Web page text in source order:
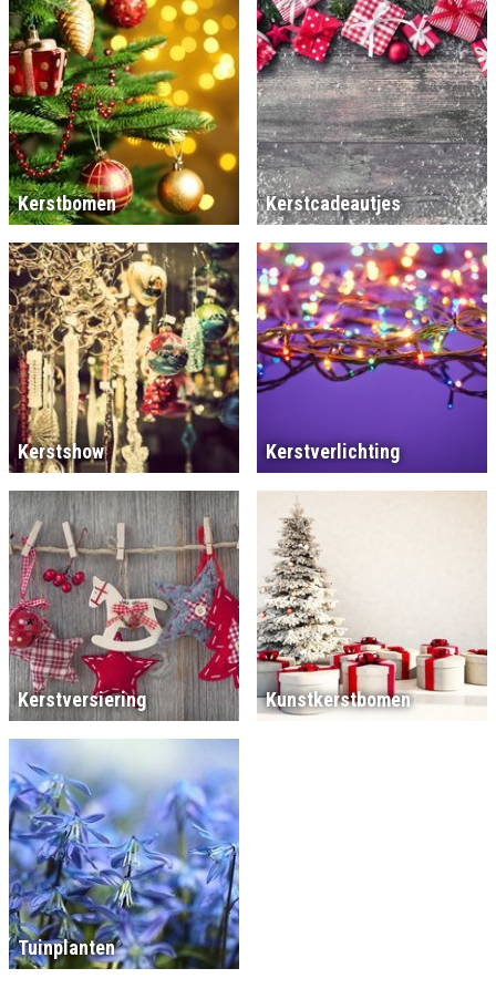
Kerstbomen Kerstcadeautjes
Kerstshow Kerstverlichting
Kerstversiering Kunstkerstbomen
Tuinplanten